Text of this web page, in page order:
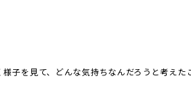
子を見て、どんな気持ちなんだろうと考え